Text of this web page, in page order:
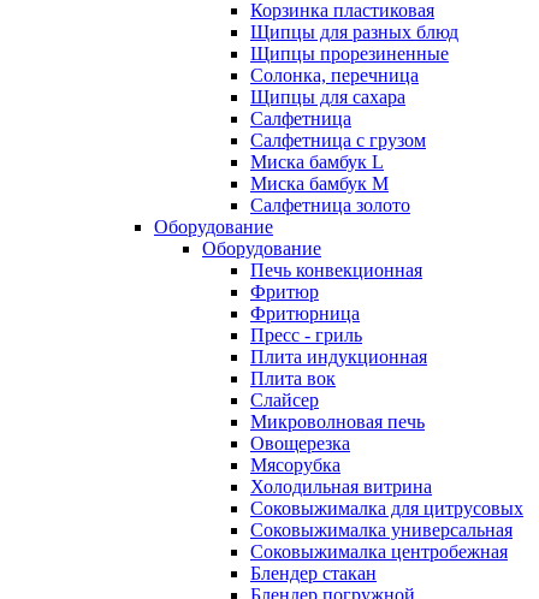
Корзинка пластиковая
Щипцы для разных блюд
Щипцы прорезиненные
Солонка, перечница
Щипцы для сахара
Салфетница
Салфетница с грузом
Миска бамбук L
Миска бамбук M
Салфетница золото
Оборудование
Оборудование
Печь конвекционная
Фритюр
Фритюрница
Пресс - гриль
Плита индукционная
Плита вок
Слайсер
Микроволновая печь
Овощерезка
Мясорубка
Холодильная витрина
Соковыжималка для цитрусовых
Соковыжималка универсальная
Соковыжималка центробежная
Блендер стакан
Блендер погружной